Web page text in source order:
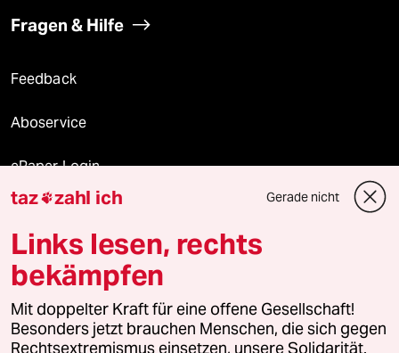
Fragen & Hilfe
Feedback
Aboservice
ePaper Login
Downloads für Abonnierende
© 2026 taz Verlags und Vertriebs GmbH
Alle Rechte vorbehalten. Bei rechtlichen Fragen oder für Genehmigungen
wenden Sie sich bitte an
lizenzen@taz.de
taz zahl ich Gerade nicht
Links lesen, rechts
bekämpfen
Mit doppelter Kraft für eine offene Gesellschaft!
Besonders jetzt brauchen Menschen, die sich gegen
Rechtsextremismus einsetzen, unsere Solidarität.